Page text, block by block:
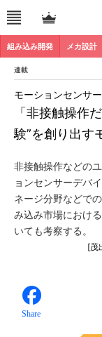
組み込み開発 メカ設計
連載
「非接触操作
験”を創り出す
モーションセンサ
非接触操作などの
ョンセンサーデバ
ネージ分野などで
み込み市場におけ
いても考察する。
[茂
Share